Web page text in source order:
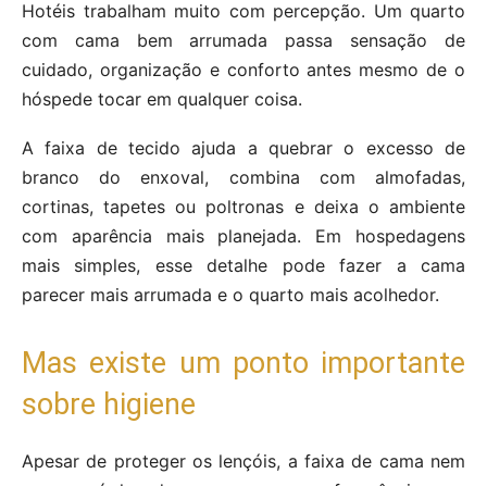
Hotéis trabalham muito com percepção. Um quarto
com cama bem arrumada passa sensação de
cuidado, organização e conforto antes mesmo de o
hóspede tocar em qualquer coisa.
A faixa de tecido ajuda a quebrar o excesso de
branco do enxoval, combina com almofadas,
cortinas, tapetes ou poltronas e deixa o ambiente
com aparência mais planejada. Em hospedagens
mais simples, esse detalhe pode fazer a cama
parecer mais arrumada e o quarto mais acolhedor.
Mas existe um ponto importante
sobre higiene
Apesar de proteger os lençóis, a faixa de cama nem